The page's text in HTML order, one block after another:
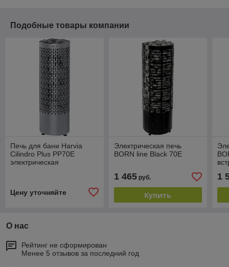
Подобные товары компании
Печь для бани Harvia
Cilindro Plus PP70E
электрическая
Цену уточняйте
Электрическая печь
BORN line Black 70E
1 465руб.
Купить
1
О нас
Рейтинг не сформирован
Менее 5 отзывов за последний год